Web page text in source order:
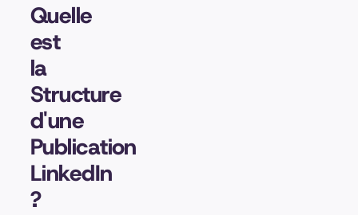
Quelle
est
la
Structure
d'une
Publication
LinkedIn
?